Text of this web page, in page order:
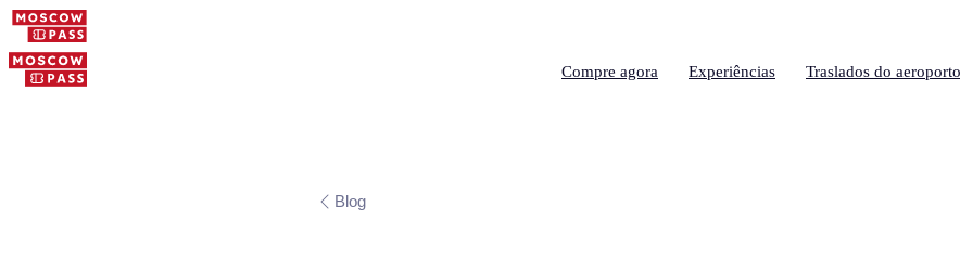
Compre agora Experiências Traslados do aeroporto
Blog